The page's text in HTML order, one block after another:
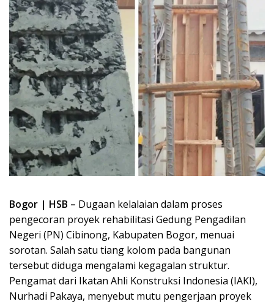
Bogor | HSB – Dugaan kelalaian dalam proses
pengecoran proyek rehabilitasi Gedung Pengadilan
Negeri (PN) Cibinong, Kabupaten Bogor, menuai
sorotan. Salah satu tiang kolom pada bangunan
tersebut diduga mengalami kegagalan struktur.
Pengamat dari Ikatan Ahli Konstruksi Indonesia (IAKI),
Nurhadi Pakaya, menyebut mutu pengerjaan proyek